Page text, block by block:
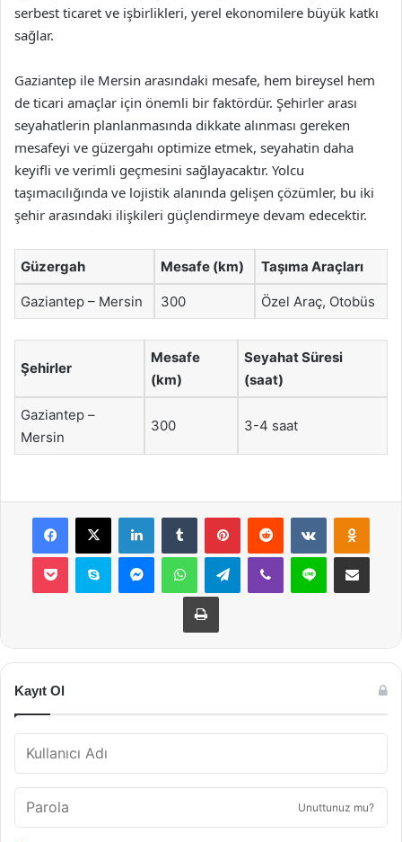
serbest ticaret ve işbirlikleri, yerel ekonomilere büyük katkı
sağlar.
Gaziantep ile Mersin arasındaki mesafe, hem bireysel hem
de ticari amaçlar için önemli bir faktördür. Şehirler arası
seyahatlerin planlanmasında dikkate alınması gereken
mesafeyi ve güzergahı optimize etmek, seyahatin daha
keyifli ve verimli geçmesini sağlayacaktır. Yolcu
taşımacılığında ve lojistik alanında gelişen çözümler, bu iki
şehir arasındaki ilişkileri güçlendirmeye devam edecektir.
Güzergah Mesafe (km) Taşıma Araçları
Gaziantep – Mersin 300 Özel Araç, Otobüs
Şehirler
Mesafe
(km)
Seyahat Süresi
(saat)
Gaziantep –
Mersin
300 3-4 saat
Facebook
X LinkedInTumblr PinterestReddit VKontakte
Pocket Skype MessengerWhatsAppTelegramViber Line E-Posta ile
Yazdır
Kayıt Ol
Unuttunuz mu?